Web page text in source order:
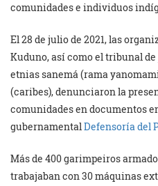
comunidades e individuos
El 28 de julio de 2021, las
Kuduno, así como el tribunal
etnias sanemá (rama
(caribes), denunciaron la
comunidades en documentos
gubernamentalDefensoría del
Más de 400 garimpeiros
trabajaban con 30 máquinas